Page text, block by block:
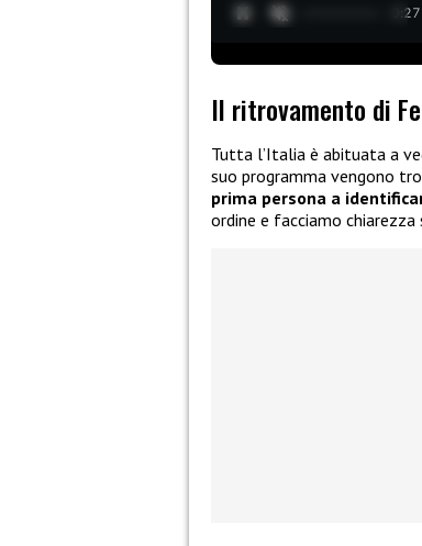
Il ritrovamento di
Tutta l’Italia è abituata a
suo programma vengono
prima persona a
ordine e facciamo